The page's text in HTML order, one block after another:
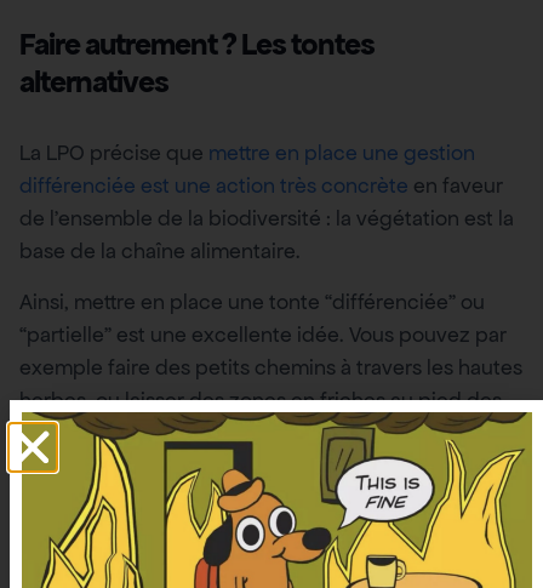
Faire autrement ? Les tontes
alternatives
La LPO précise que mettre en place une gestion
différenciée est une action très concrète en faveur
de l’ensemble de la biodiversité : la végétation est la
base de la chaîne alimentaire.
Ainsi, mettre en place une tonte “différenciée” ou
“partielle” est une excellente idée. Vous pouvez par
exemple faire des petits chemins à travers les hautes
herbes, ou laisser des zones en friches au pied des
arbres et le long des murs.
La tonte manuelle à la faux est également une
excellente initiative. Avec cette dernière, pas de
bruit et de pollution sonore à énerver tout le
voisinage, pas de pétrole dans la tondeuse, c’est